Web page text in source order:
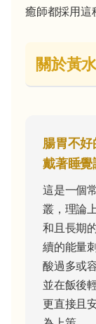
癒師都採用這
關於黃
腸胃不
戴著睡覺
這是一個
叢，理論
和且長期
續的能量
酸過多或
並在飯後
更直接且